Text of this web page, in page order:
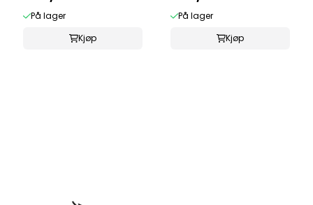
På lager
Kjøp
På lager
Kjøp